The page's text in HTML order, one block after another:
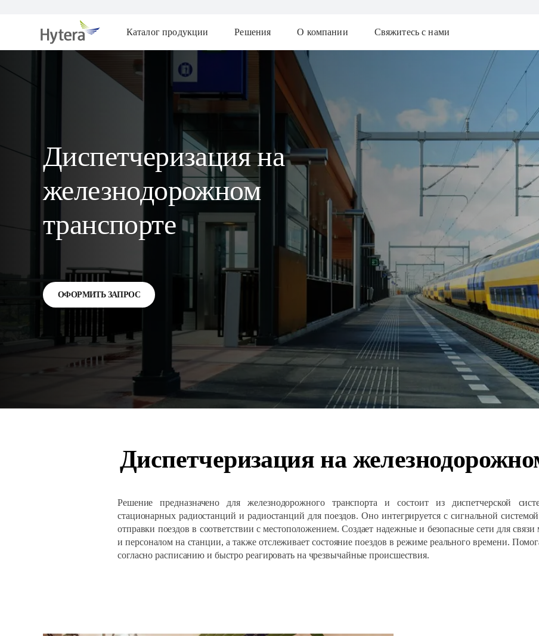
Каталог продукции Решения О компании Свяжитесь с нами
Диспетчеризация на
железнодорожном
транспорте
ОФОРМИТЬ ЗАПРОС
Диспетчеризация на
Решение предназначено для железнодорожного транспорта и состоит из диспетчерской
стационарных радиостанций и радиостанций для поездов. Оно интегрируется с сигнальной
отправки поездов в соответствии с местоположением. Создает надежные и безопасные сети для
и персоналом на станции, а также отслеживает состояние поездов в режиме реального времени.
согласно расписанию и быстро реагировать на чрезвычайные происшествия.